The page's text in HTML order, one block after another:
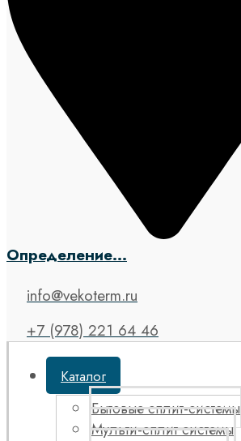
Определение...
info@vekoterm.ru
+7 (978) 221 64 46
Каталог
Бытовые сплит-системы
Мульти-сплит системы